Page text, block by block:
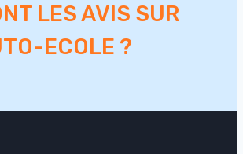
LES AVIS SUR
ECOLE ?